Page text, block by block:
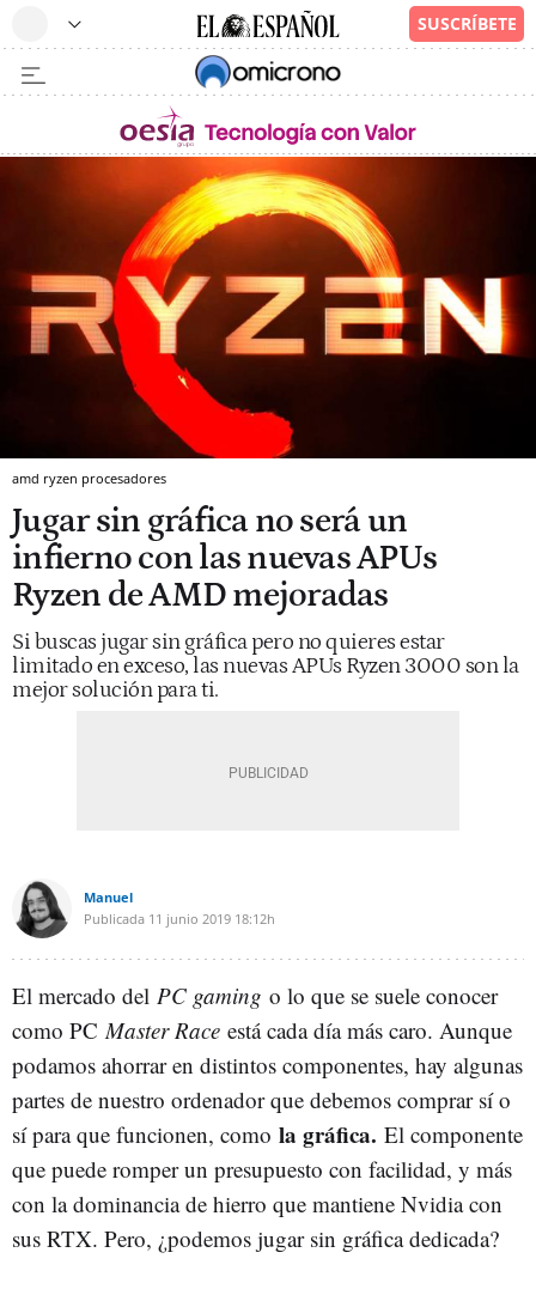
amd ryzen procesadores
Jugar sin gráfica no será un
infierno con las nuevas APUs
Ryzen de AMD mejoradas
Si buscas jugar sin gráfica pero no quieres estar
limitado en exceso, las nuevas APUs Ryzen 3000 son la
mejor solución para ti.
Manuel
Publicada 11 junio 2019 18:12h
El mercado del PC gaming o lo que se suele conocer
como PCMaster Race está cada día más caro. Aunque
podamos ahorrar en distintos componentes, hay algunas
partes de nuestro ordenador que debemos comprar sí o
sí para que funcionen, como la gráfica. El componente
que puede romper un presupuesto con facilidad, y más
con la dominancia de hierro que mantiene Nvidia con
sus RTX. Pero, ¿podemos jugar sin gráfica dedicada?